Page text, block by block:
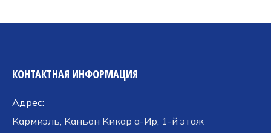
КОНТАКТНАЯ ИНФОРМАЦИЯ
Адрес:
Кармиэль, Каньон Кикар а-Ир, 1-й этаж